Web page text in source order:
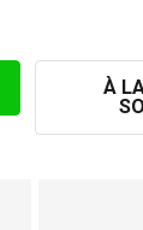
DE SUPPORT
LA QUANTITÉ
À